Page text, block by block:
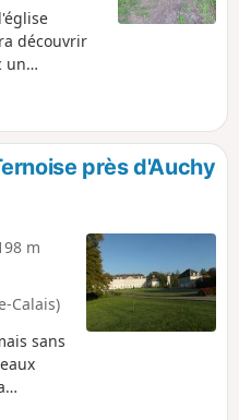
découvrir
un
avec
Saint-Jean
des
une côteprès d'Auchy
m
Calais)
sans